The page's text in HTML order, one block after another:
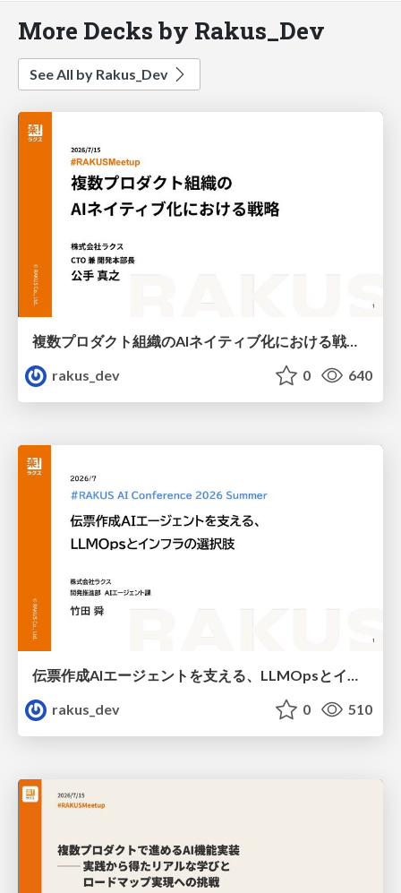
More Decks by Rakus_Dev
See All by Rakus_Dev
複数プロダクト組織のAIネイティブ化における戦略 / AICon2026_kude
rakus_dev
0 640
rakus_dev
0 510